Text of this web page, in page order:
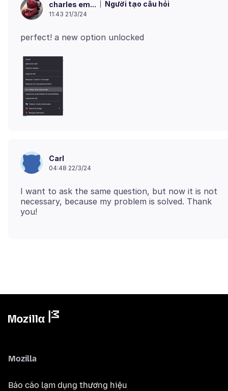
charles em... Người tạo câu hỏi
11:43 21/3/24
Carl
04:48 22/3/24
I want to ask the same question, but now it is not
necessary, because my problem is solved. Thank
Mozilla
Báo cáo lạm dụng thương hiệu